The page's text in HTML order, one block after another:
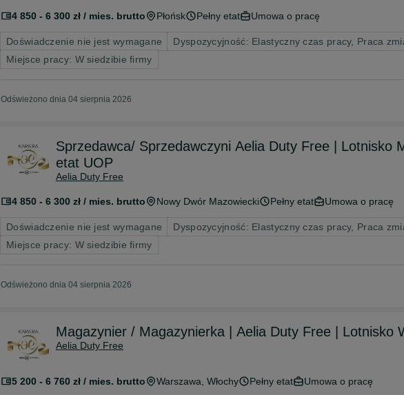
4 850 - 6 300 zł / mies. brutto Płońsk Pełny etat Umowa o pracę
Doświadczenie nie jest wymagane
Dyspozycyjność: Elastyczny czas pracy, Praca
Miejsce pracy: W siedzibie firmy
Odświeżono dnia 04 sierpnia 2026
Sprzedawca/ Sprzedawczyni Aelia Duty Free | Lotnisko
etat UOP
Aelia Duty Free
4 850 - 6 300 zł / mies. brutto Nowy Dwór Mazowiecki Pełny etat Umowa o pracę
Doświadczenie nie jest wymagane
Dyspozycyjność: Elastyczny czas pracy, Praca
Miejsce pracy: W siedzibie firmy
Odświeżono dnia 04 sierpnia 2026
Magazynier / Magazynierka | Aelia Duty Free | Lotnisko
Aelia Duty Free
5 200 - 6 760 zł / mies. brutto Warszawa , Włochy Pełny etat Umowa o pracę